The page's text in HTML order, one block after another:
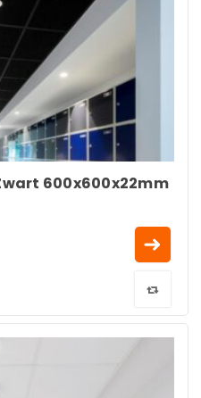
600x600x22mm